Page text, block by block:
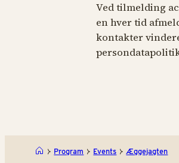
Ved tilmelding
en hver tid
kontakter
Program Events Æggejagten